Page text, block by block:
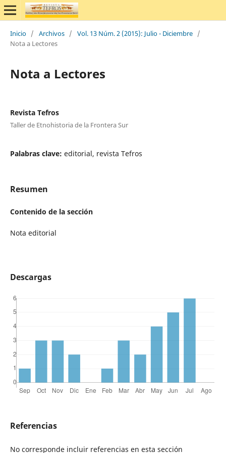
Inicio / Archivos / Vol. 13 Núm. 2 (2015): Julio - Diciembre /
Nota a Lectores
Nota a Lectores
Revista Tefros
Taller de Etnohistoria de la Frontera Sur
Palabras clave: editorial, revista Tefros
Resumen
Contenido de la sección
Nota editorial
Descargas
Referencias
No corresponde incluir referencias en esta sección